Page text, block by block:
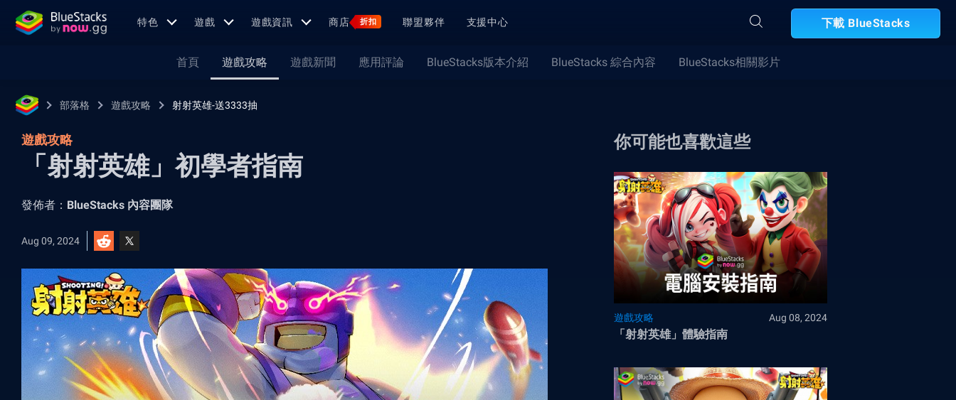
特色 遊戲 遊戲資訊 商店 折扣 聯盟夥伴 支援中心 下載 BlueStacks
首頁 遊戲攻略 遊戲新聞 應用評論 BlueStacks版本介紹 BlueStacks 綜合內容 BlueStacks相關影片
部落格 遊戲攻略 射射英雄-送3333抽
遊戲攻略
「射射英雄」初學者指南
發佈者： BlueStacks 內容團隊
Aug 09, 2024
你可能也喜歡這些
遊戲攻略 Aug 08, 2024
「射射英雄」體驗指南